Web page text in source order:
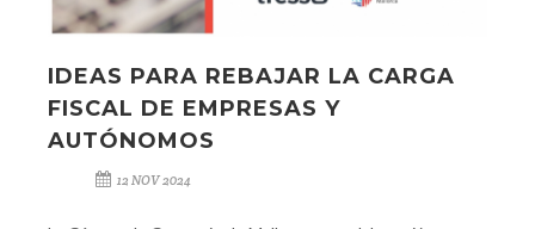
IDEAS PARA REBAJAR LA CARGA
FISCAL DE EMPRESAS Y
AUTÓNOMOS
12 NOV 2024